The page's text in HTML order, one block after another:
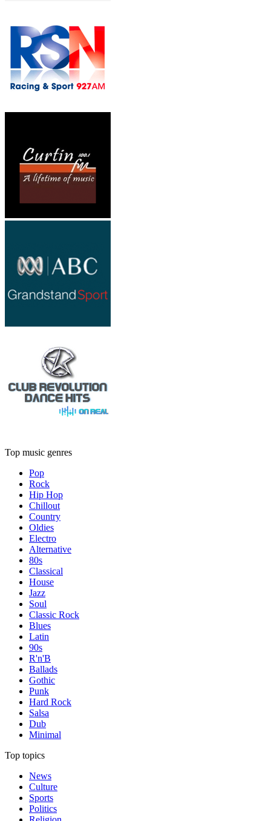
Top music genres
Pop
Rock
Hip Hop
Chillout
Country
Oldies
Electro
Alternative
80s
Classical
House
Jazz
Soul
Classic Rock
Blues
Latin
90s
R'n'B
Ballads
Gothic
Punk
Hard Rock
Salsa
Dub
Minimal
Top topics
News
Culture
Sports
Politics